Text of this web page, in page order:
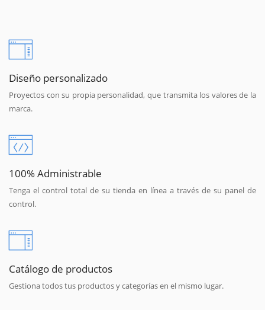
Diseño personalizado
Proyectos con su propia personalidad, que transmita los valores de la
marca.
100% Administrable
Tenga el control total de su tienda en línea a través de su panel de
control.
Catálogo de productos
Gestiona todos tus productos y categorías en el mismo lugar.